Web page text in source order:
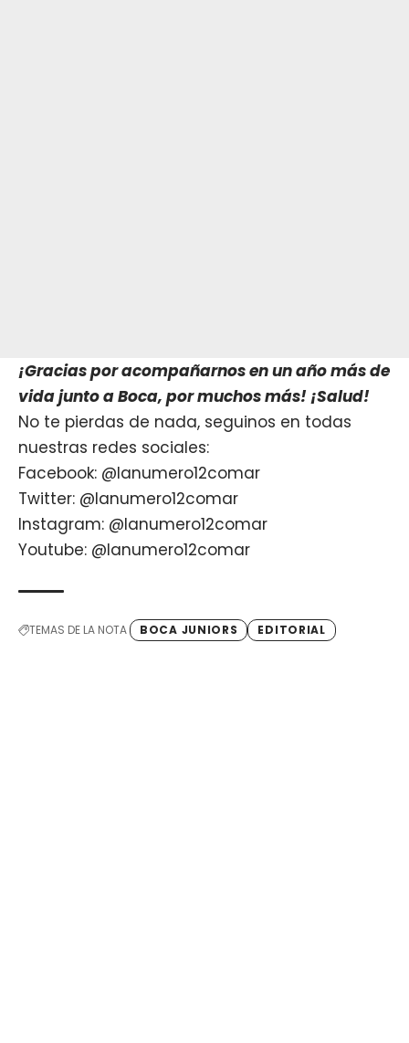
¡Gracias por acompañarnos en un año más de
vida junto a Boca, por muchos más! ¡Salud!
No te pierdas de nada, seguinos en todas
nuestras redes sociales:
Facebook: @lanumero12comar
Twitter: @lanumero12comar
Instagram: @lanumero12comar
Youtube: @lanumero12comar
TEMAS DE LA NOTA BOCA JUNIORS EDITORIAL